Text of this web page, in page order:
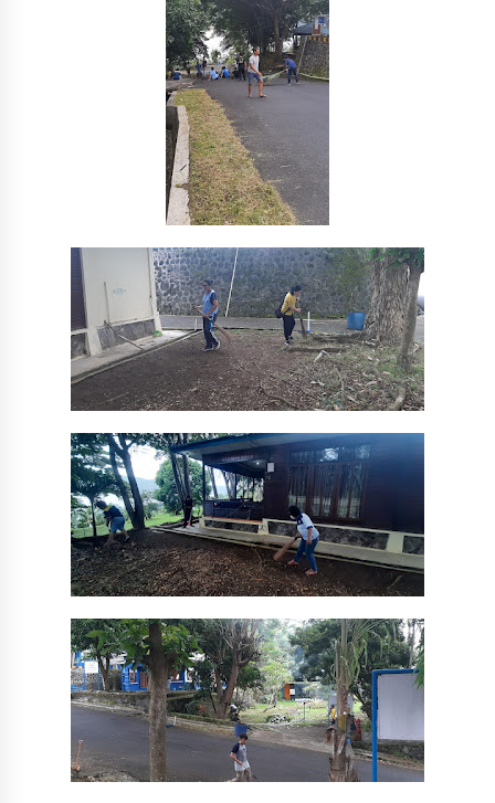
4 months ago
Daftar Sekarang ….. Jadilah SDM Unggul Untuk
Kemajuan Sektor Kelautan dan Perikanan
4 months ago
Peran Pemerintah Dalam Indikasi Geografis
HKP
4 months ago
Rencana Aksi Nasional Pemberantasan IUU
Fishing 2025-2029
4 months ago
Penilaian Kompetensi dalam rangka Pemetaan
Pegawai Kementerian Kelautan dan Perikanan
4 months ago